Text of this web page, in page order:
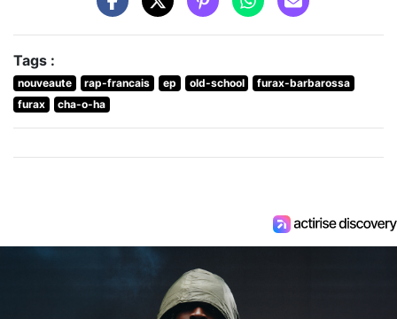
Tags :
nouveaute rap-francais ep old-school
furax-barbarossa
furax
cha-o-ha